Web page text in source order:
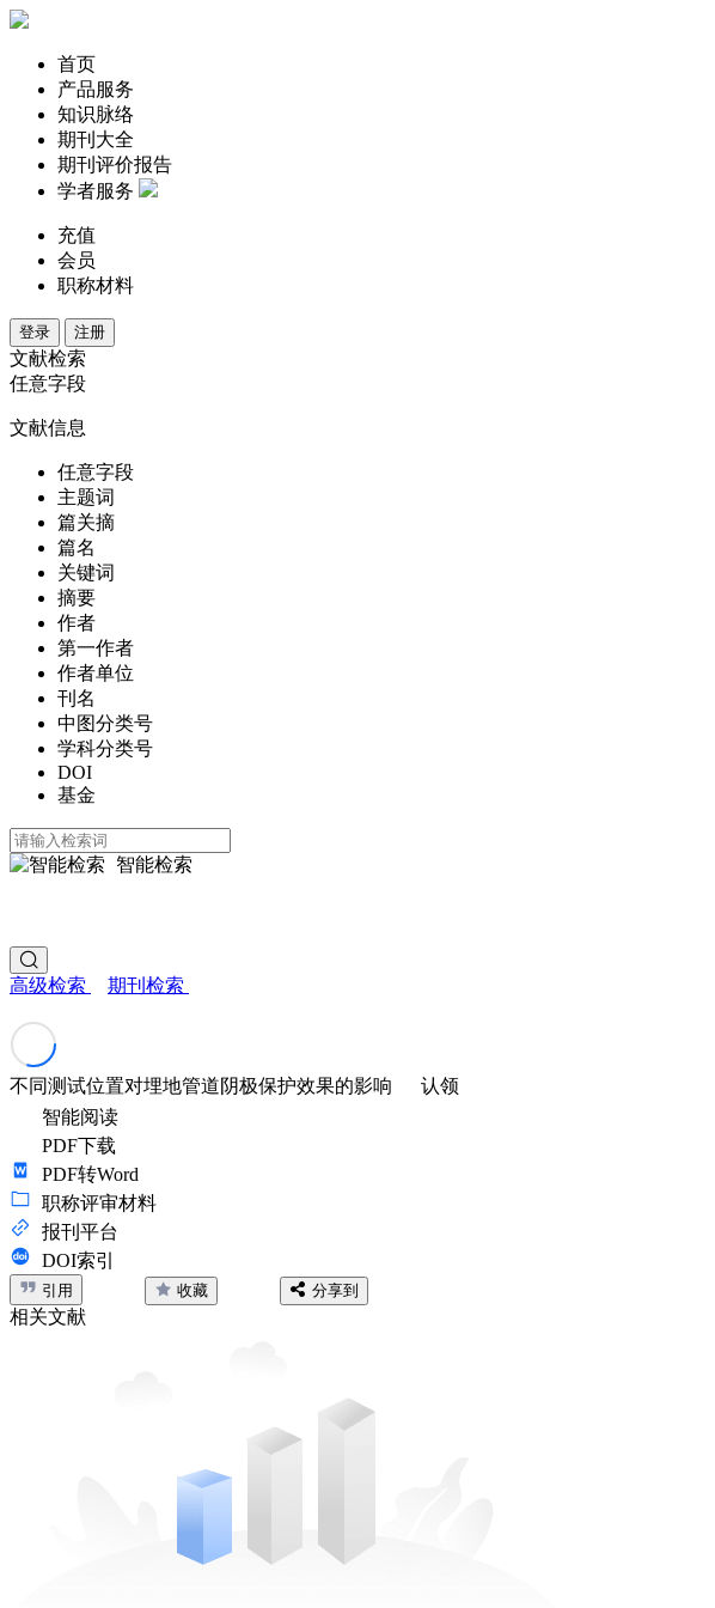
首页
产品服务
知识脉络
期刊大全
期刊评价报告
学者服务
充值
会员
职称材料
登录 注册
文献检索
任意字段
文献信息
任意字段
主题词
篇关摘
篇名
关键词
摘要
作者
第一作者
作者单位
刊名
中图分类号
学科分类号
DOI
基金
智能检索
高级检索 期刊检索
不同测试位置对埋地管道阴极保护效果的影响
认领
智能阅读
PDF下载
PDF转Word
职称评审材料
报刊平台
DOI索引
引用 收藏 分享到
相关文献